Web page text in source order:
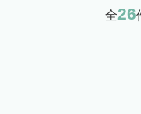
全26